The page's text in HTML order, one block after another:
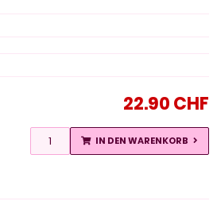
22.90 CHF
IN DEN WARENKORB